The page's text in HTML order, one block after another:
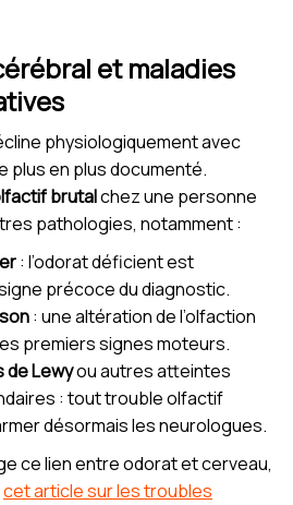
et maladies
physiologiquement avec
plus en plus documenté.
brutalchez une personne
pathologies, notamment :
: l’odorat déficient est
précoce du diagnostic.
: une altération de l’olfaction
premiers signes moteurs.
de Lewyou autres atteintes
: tout trouble olfactif
désormais les neurologues.
ce lien entre odorat et cerveau,
cet article sur les troubles